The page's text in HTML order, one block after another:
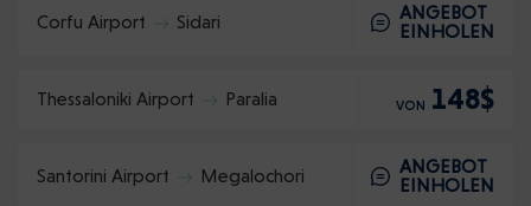
Corfu Airport Sidari
ANGEBOT
EINHOLEN
Thessaloniki Airport Paralia VON 148$
Santorini Airport Megalochori
ANGEBOT
EINHOLEN